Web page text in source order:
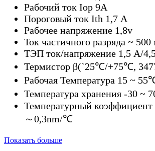
Рабочий ток Iop 9А
Пороговый ток Ith 1,7 А
Рабочее напряжение 1,8v
Ток частичного разряда ~
ТЭП ток/напряжение 1,5 А/
Термистор β(`25℃/+75℃,
Рабочая Температура 15 ~
Температура хранения -30 ~
Температурный
～0,3nm/℃
Показать больше